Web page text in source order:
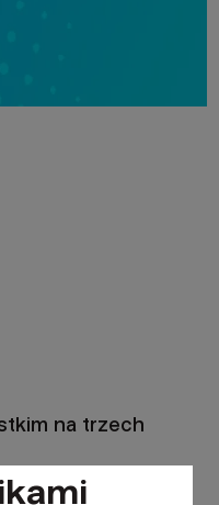
na trzech